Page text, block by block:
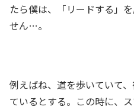
たら僕は、「リードする」
せん…。
例えばね、道を歩いていて
ているとする。この時に、